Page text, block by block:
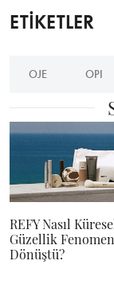
ETİKETLER
OJE OPI
REFY Nasıl
Güzellik
Dönüştü?